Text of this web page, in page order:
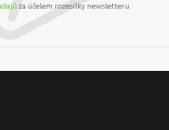
za účelem rozesílky newsletteru.